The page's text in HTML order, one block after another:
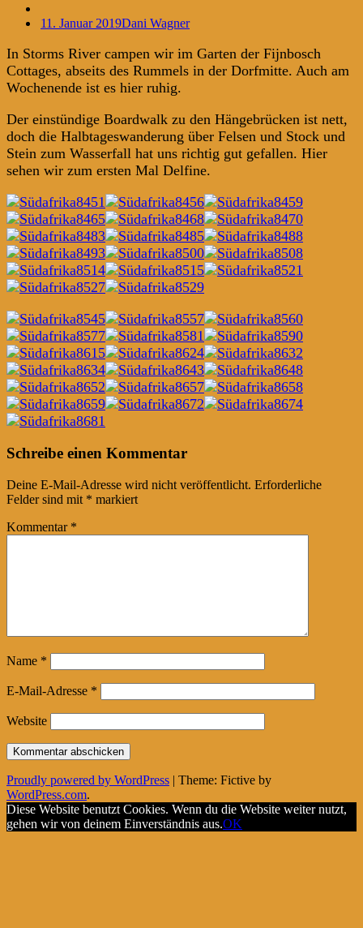
11. Januar 2019Dani Wagner
In Storms River campen wir im Garten der Fijnbosch
Cottages, abseits des Rummels in der Dorfmitte. Auch am
Wochenende ist es hier ruhig.
Der einstündige Boardwalk zu den Hängebrücken ist nett,
doch die Halbtageswanderung über Felsen und Stock und
Stein zum Wasserfall hat uns richtig gut gefallen. Hier
sehen wir zum ersten Mal Delfine.
Post
navigation
←
→
Schreibe einen Kommentar
Deine E-Mail-Adresse wird nicht veröffentlicht. Erforderliche
Felder sind mit * markiert
Kommentar *
Name *
E-Mail-Adresse *
Website
Proudly powered by WordPress | Theme: Fictive by
WordPress.com.
Diese Website benutzt Cookies. Wenn du die Website weiter nutzt,
gehen wir von deinem Einverständnis aus.OK